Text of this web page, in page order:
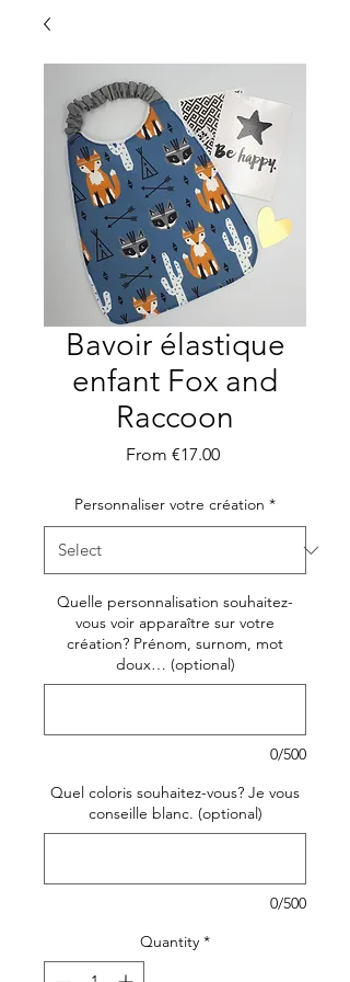
Bavoir élastique
enfant Fox and
Raccoon
From €17.00Sale
Personnaliser votre création *
Quelle personnalisation souhaitez-
vous voir apparaître sur votre
création? Prénom, surnom, mot
doux… (optional)
0/500
Quel coloris souhaitez-vous? Je vous
conseille blanc. (optional)
0/500
Quantity *